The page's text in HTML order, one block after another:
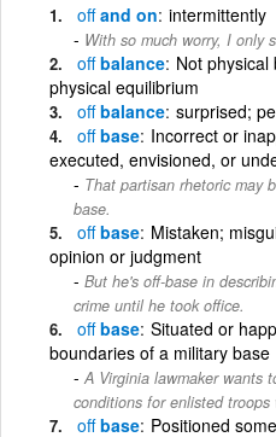
offand on intermittently
With so much worry, I only
offbalance Not physical
physical equilibrium
offbalance surprised;
offbase Incorrect or
executed, envisioned, or
That partisan rhetoric may
base.
offbase Mistaken;
opinion or judgment
But he's off-base in
crime until he took office.
offbase Situated or
boundaries of a military base
A Virginia lawmaker wants
conditions for enlisted troops
offbase Positioned